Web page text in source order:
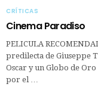
CRÍTICAS
Cinema Paradiso
PELICULA
predilecta de Giuseppe
Oscar y un Globo de
por el …